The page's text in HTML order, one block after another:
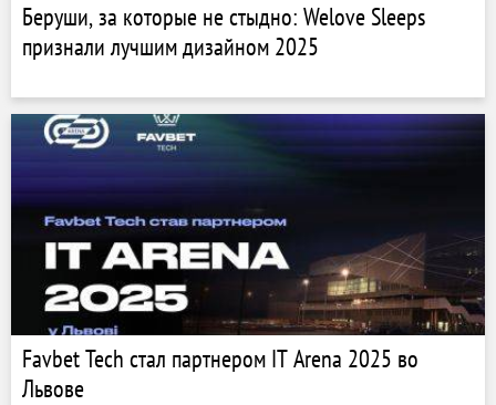
Беруши, за которые не стыдно: Welove Sleeps
признали лучшим дизайном 2025
Favbet Tech стал партнером IT Arena 2025 во
Львове